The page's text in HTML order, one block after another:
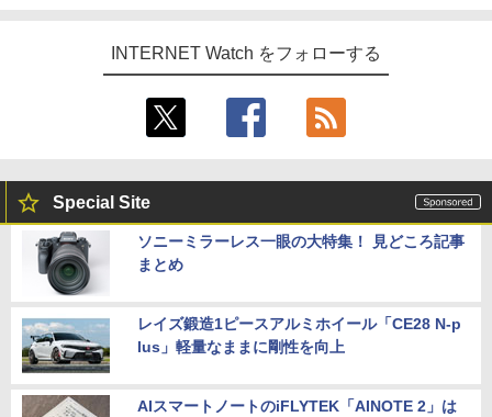
INTERNET Watch をフォローする
Special Site
ソニーミラーレス一眼の大特集！ 見どころ記事
まとめ
レイズ鍛造1ピースアルミホイール「CE28 N-p
lus」軽量なままに剛性を向上
AIスマートノートのiFLYTEK「AINOTE 2」は